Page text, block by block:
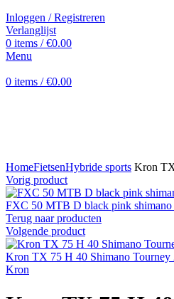
Inloggen / Registreren
Verlanglijst
0 items / €0.00
Menu
0 items / €0.00
HomeFietsenHybride sports Kron
Vorig product
FXC 50 MTB D black pink shimano
Terug naar producten
Volgende product
Kron TX 75 H 40 Shimano Tourney
Kron